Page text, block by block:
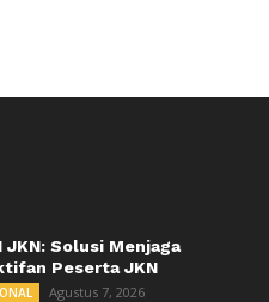
JKN: Solusi Menjaga
Peserta JKN
Agustus 7, 2026